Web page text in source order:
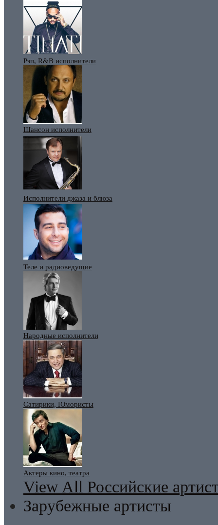
Рэп, R&B исполнители
Шансон исполнители
Исполнители джаза и блюза
Теле и радиоведущие
Народные исполнители
Сатирики, Юмористы
Актеры кино, театра
View All Российские
Зарубежные артисты